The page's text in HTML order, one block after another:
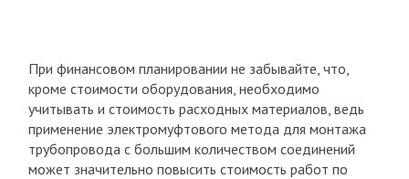
При финансовом планировании не забывайте, что,
кроме стоимости оборудования, необходимо
учитывать и стоимость расходных материалов, ведь
применение электромуфтового метода для монтажа
трубопровода с большим количеством соединений
может значительно повысить стоимость работ по